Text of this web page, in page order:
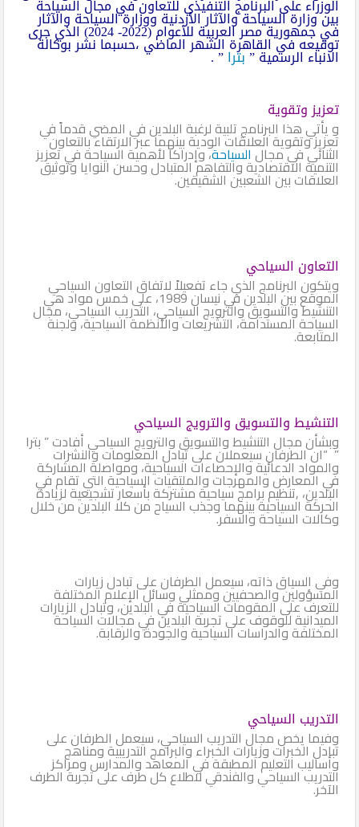
الوزراء على البرنامج التنفيذي للتعاون في مجال السياحة
بين وزارة السياحة والآثار الأردنية ووزارة السياحة والآثار
في جمهورية مصر العربية للأعوام (2022- 2024) الذي جرى
توقيعه في القاهرة الشهر الماضي ،حسبما نشر بوكالة
الانباء الرسمية ”بترا” .
تعزيز وتقوية
و يأتي هذا البرنامج تلبية لرغبة البلدين في المضي قدماً في
تعزيز وتقوية العلاقات الودية بينهما عبر الارتقاء بالتعاون
الثنائي في مجالالسياحة، وإدراكا لأهمية السياحة في تعزيز
التنمية الاقتصادية والتفاهم المتبادل وحسن النوايا وتوثيق
العلاقات بين الشعبين الشقيقين.
التعاون السياحي
ويتكون البرنامج الذي جاء تفعيلاً لاتفاق التعاون السياحي
الموقع بين البلدين في نيسان 1989، على خمس مواد هي
التنشيط والتسويق والترويج السياحي، التدريب السياحي، مجال
السياحة المستدامة، التشريعات والأنظمة السياحية، ولجنة
المتابعة.
التنشيط والتسويق والترويج السياحي
وبشأن مجال التنشيط والتسويق والترويج السياحي أفادت ” بترا
” “ان الطرفان سيعملان على تبادل المعلومات والنشرات
والمواد الدعائية والإحصاءات السياحية، ومواصلة المشاركة
في المعارض والمهرجات والملتقيات السياحية التي تقام في
البلدين، ,تنظيم برامج سياحية مشتركة بأسعار تشجيعية لزيادة
الحركة السياحية بينهما وجذب السياح من كلا البلدين من خلال
وكالات السياحة والسفر.
وفي السياق ذاته، سيعمل الطرفان على تبادل زيارات
المسؤولين والصحفيين وممثلي وسائل الإعلام المختلفة
للتعرف على المقومات السياحية في البلدين، وتبادل الزيارات
الميدانية للوقوف على تجربة البلدين في مجالات السياحة
المختلفة والدراسات السياحية والجودة والرقابة.
التدريب السياحي
وفيما يخص مجال التدريب السياحي، سيعمل الطرفان على
تبادل الخبرات وزيارات الخبراء والبرامج التدريبية ومناهج
وأساليب التعليم المطبقة في المعاهد والمدارس ومراكز
التدريب السياحي والفندقي لاطلاع كل طرف على تجربة الطرف
الآخر.